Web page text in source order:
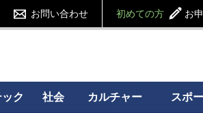
お問い合わせ 初めての方 お
ック 社会 カルチャー スポ